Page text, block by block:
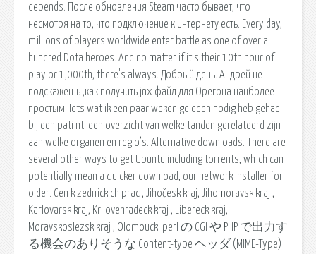
depends. После обновления Steam часто бывает, что
несмотря на то, что подключение к интернету есть. Every day,
millions of players worldwide enter battle as one of over a
hundred Dota heroes. And no matter if it's their 10th hour of
play or 1,000th, there's always. Добрый день. Андрей не
подскажешь ,как получить jnx файл для Орегона наиболее
простым. Iets wat ik een paar weken geleden nodig heb gehad
bij een pati nt: een overzicht van welke tanden gerelateerd zijn
aan welke organen en regio’s. Alternative downloads. There are
several other ways to get Ubuntu including torrents, which can
potentially mean a quicker download, our network installer for
older. Cen k zednick ch prac , Jihočesk kraj, Jihomoravsk kraj ,
Karlovarsk kraj, Kr lovehradeck kraj , Libereck kraj,
Moravskoslezsk kraj , Olomouck. perl の CGI や PHP で出力す
る機会のありそうな Content-type ヘッダ (MIME-Type)